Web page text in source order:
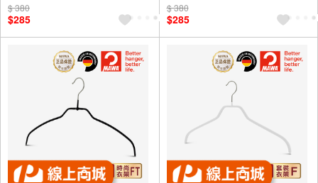
$ 380
$285
$ 380
$285